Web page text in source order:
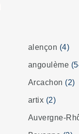
alençon (4)
angoulème
Arcachon (2)
artix (2)
Auvergne-